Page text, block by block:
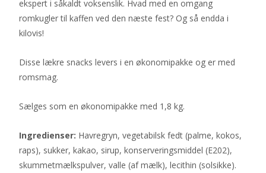
ekspert i såkaldt voksenslik. Hvad med en omgang
romkugler til kaffen ved den næste fest? Og så endda i
kilovis!
Disse lækre snacks levers i en økonomipakke og er med
romsmag.
Sælges som en økonomipakke med 1,8 kg.
Ingredienser: Havregryn, vegetabilsk fedt (palme, kokos,
raps), sukker, kakao, sirup, konserveringsmiddel (E202),
skummetmælkspulver, valle (af mælk), lecithin (solsikke).